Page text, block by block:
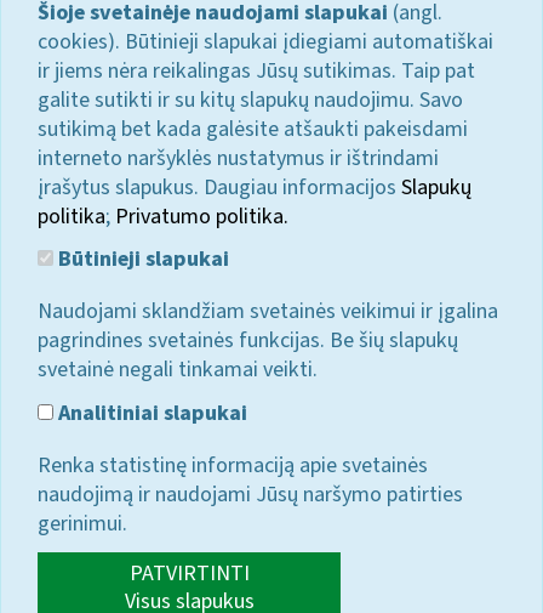
Šioje svetainėje naudojami slapukai (angl.
cookies). Būtinieji slapukai įdiegiami automatiškai
ir jiems nėra reikalingas Jūsų sutikimas. Taip pat
galite sutikti ir su kitų slapukų naudojimu. Savo
sutikimą bet kada galėsite atšaukti pakeisdami
interneto naršyklės nustatymus ir ištrindami
įrašytus slapukus. Daugiau informacijos Slapukų
politika; Privatumo politika.
Būtinieji slapukai
Naudojami sklandžiam svetainės veikimui ir įgalina
pagrindines svetainės funkcijas. Be šių slapukų
svetainė negali tinkamai veikti.
Analitiniai slapukai
Renka statistinę informaciją apie svetainės
naudojimą ir naudojami Jūsų naršymo patirties
gerinimui.
PATVIRTINTI
Visus slapukus